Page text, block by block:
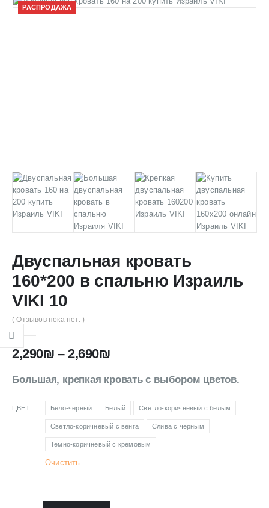
РАСПРОДАЖА
Двуспальная кровать
160*200 в спальню Израиль
VIKI 10
( Отзывов пока нет. )
2,290₪ –2,690₪
Большая, крепкая кровать с выбором цветов.
ЦВЕТ Бело-черный Белый Светло-коричневый с белым
Светло-коричневый с венга Слива с черным
Темно-коричневый с кремовым
Очистить